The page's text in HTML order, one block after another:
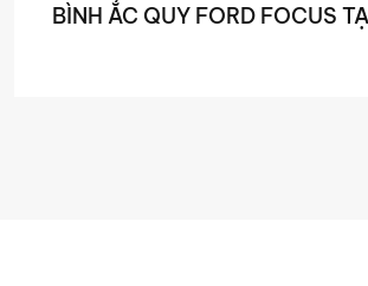
BÌNH ẮC QUY FORD FOCUS